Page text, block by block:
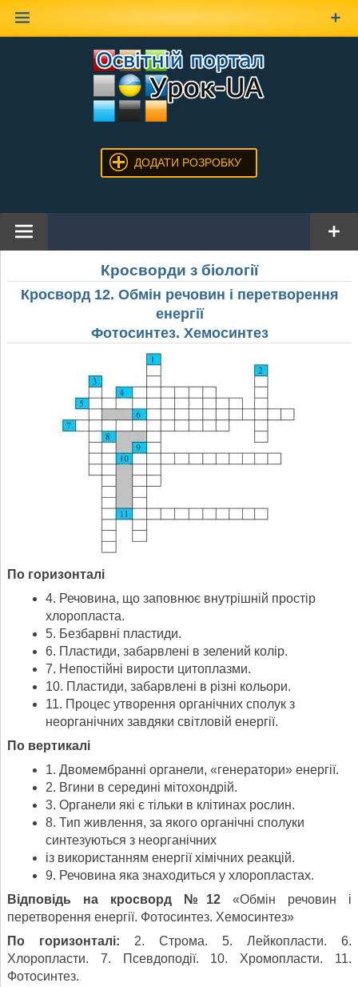
ДОДАТИ РОЗРОБКУ
Кросворди з біології
Кросворд 12. Обмін речовин і перетворення
енергії
Фотосинтез. Хемосинтез
По горизонталі
4. Речовина, що заповнює внутрішній простір
хлоропласта.
5. Безбарвні пластиди.
6. Пластиди, забарвлені в зелений колір.
7. Непостійні вирости цитоплазми.
10. Пластиди, забарвлені в різні кольори.
11. Процес утворення органічних сполук з
неорганічних завдяки світловій енергії.
По вертикалі
1. Двомембранні органели, «генератори» енергії.
2. Вгини в середині мітохондрій.
3. Органели які є тільки в клітинах рослин.
8. Тип живлення, за якого органічні сполуки
синтезуються з неорганічних
із використанням енергії хімічних реакцій.
9. Речовина яка знаходиться у хлоропластах.
Відповідь на кросворд №12 «Обмін речовин і
перетворення енергії. Фотосинтез. Хемосинтез»
По горизонталі: 2. Строма. 5. Лейкопласти. 6.
Хлоропласти. 7. Псевдоподії. 10. Хромопласти. 11.
Фотосинтез.